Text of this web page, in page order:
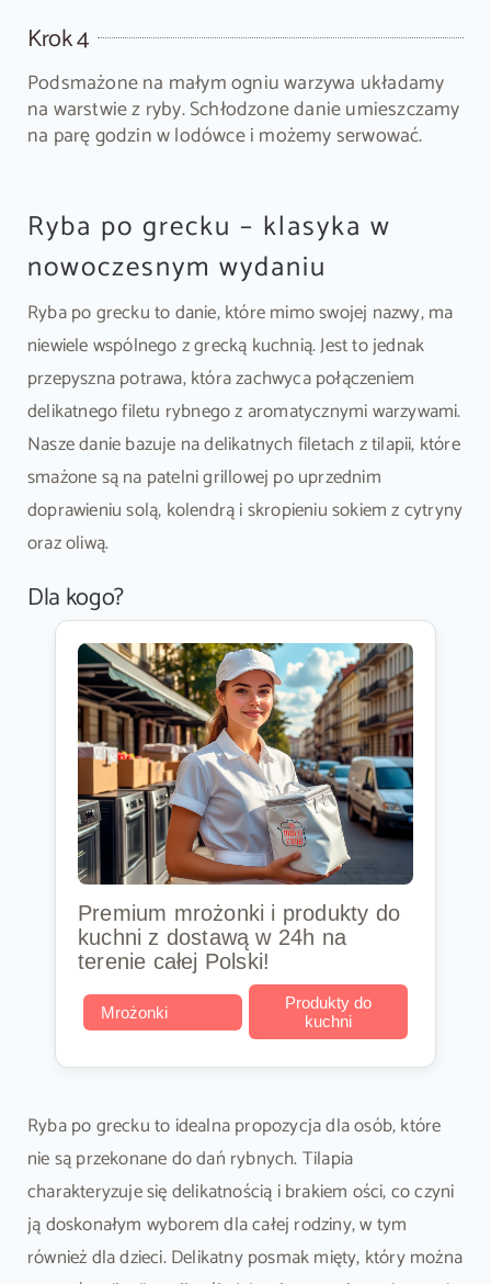
Krok 4
Podsmażone na małym ogniu warzywa układamy
na warstwie z ryby. Schłodzone danie umieszczamy
na parę godzin w lodówce i możemy serwować.
Ryba po grecku – klasyka w
nowoczesnym wydaniu
Ryba po grecku to danie, które mimo swojej nazwy, ma
niewiele wspólnego z grecką kuchnią. Jest to jednak
przepyszna potrawa, która zachwyca połączeniem
delikatnego filetu rybnego z aromatycznymi warzywami.
Nasze danie bazuje na delikatnych filetach z tilapii, które
smażone są na patelni grillowej po uprzednim
doprawieniu solą, kolendrą i skropieniu sokiem z cytryny
oraz oliwą.
Dla kogo?
Premium mrożonki i produkty do
kuchni z dostawą w 24h na
terenie całej Polski!
Mrożonki
Produkty do
kuchni
Ryba po grecku to idealna propozycja dla osób, które
nie są przekonane do dań rybnych. Tilapia
charakteryzuje się delikatnością i brakiem ości, co czyni
ją doskonałym wyborem dla całej rodziny, w tym
również dla dzieci. Delikatny posmak mięty, który można